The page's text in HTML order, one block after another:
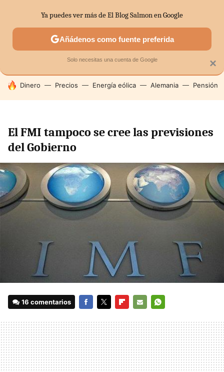
SECTORES ECONOMÍA DOMÉSTICA MERCADOS
HOY SE HABLA DE
Dinero Precios Energía eólica Alemania Pensión
El FMI tampoco se cree las previsiones
del Gobierno
16 comentarios
MAIL
×
Ya puedes ver más de El Blog Salmon en Google
Añádenos como fuente preferida
Solo necesitas una cuenta de Google